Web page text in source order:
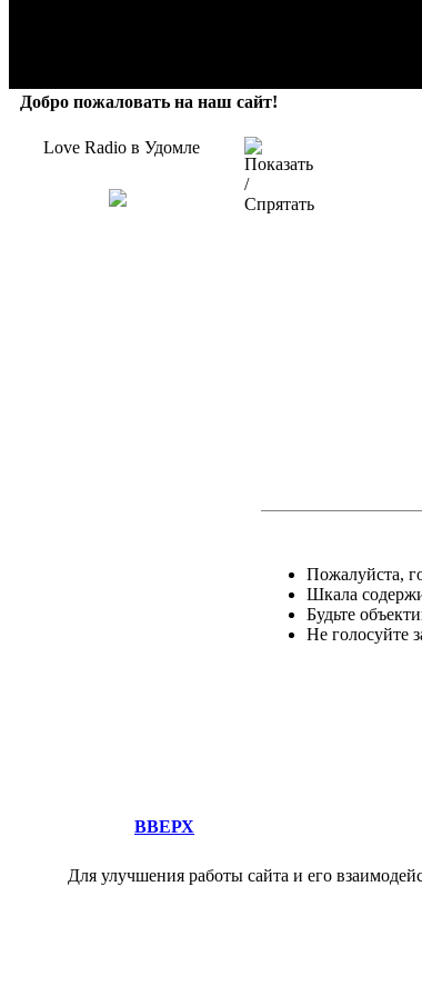
Добро пожаловать на наш сайт!
Love Radio в Удомле
Пожалуйста,
Шкала
Будьте
Не голосуйте
ВВЕРХ
Для улучшения работы сайта и его